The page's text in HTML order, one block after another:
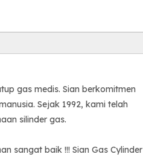
gas medis. Sian berkomitmen
Sejak 1992, kami telah
silinder gas.
sangat baik !!! Sian Gas Cylinder